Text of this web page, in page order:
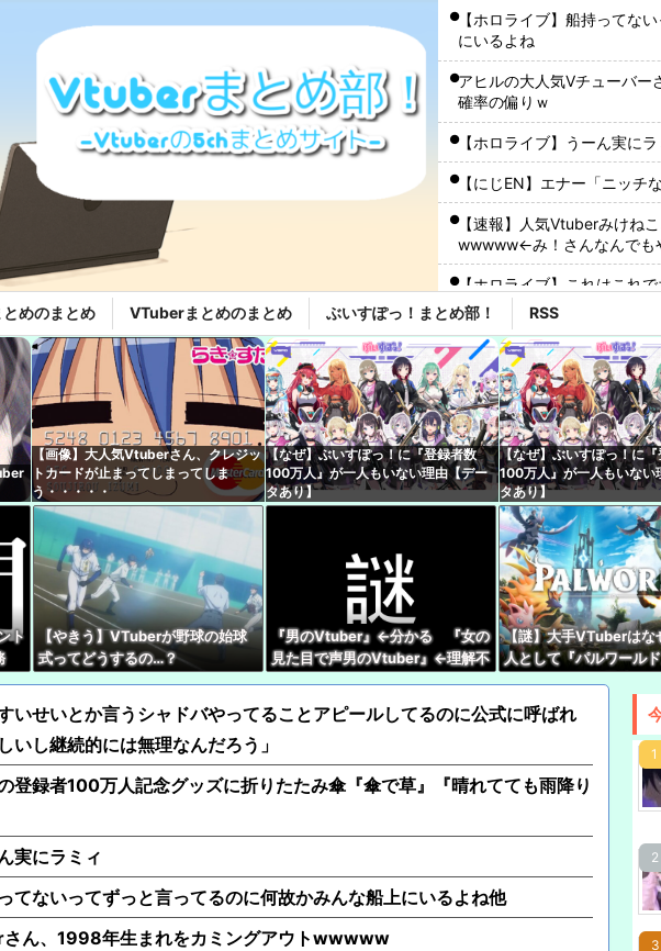
【ホロライブ】船持ってな
にいるよね
アヒルの大人気Vチューバー
確率の偏りｗ
【ホロライブ】うーん実にラ
【にじEN】エナー「ニッチ
【速報】人気Vtuberみけね
wwwww←み！さんなんでも
【ホロライブ】これはこれ
【ホロライブ】うーん実にラ
【にじさんじ】Twitterはも
【悲報】人気Vtuberさん、
【VCR RUST】SHAKAのケ
体調不良で休んでパチ●コ通
会社クビになった
【にじさんじ】 舞元、弟へ
『ぶん殴られても文句は言え
【悲報】藤本美貴さん「イ
【ホロライブ】これはこれ
【ぶいすぽ】ぶいすぽって男
めのまとめ VTuberまとめのまとめ ぶいすぽっ！まとめ部！ RSS
【画像】大人気Vtuberさん、クレジッ
トカードが止まってしまってしま
う・・・・・
【なぜ】ぶいすぽっ！に『登録者数
100万人』が一人もいない理由【デー
タあり】
【なぜ】ぶいすぽっ！に
100万人』が一人もいない
タあり】
ト
【やきう】VTuberが野球の始球
式ってどうするの…？
『男のVtuber』←分かる 『女の
見た目で声男のVtuber』←理解不
【謎】大手VTuberはな
人として『パルワール
位←これ
いせいとか言うシャドバやってることアピールしてるのに公式に呼ばれ
いし継続的には無理なんだろう」
登録者100万人記念グッズに折りたたみ傘『傘で草』『晴れてても雨降り
実にラミィ
てないってずっと言ってるのに何故かみんな船上にいるよね他
さん、1998年生まれをカミングアウトwwwww